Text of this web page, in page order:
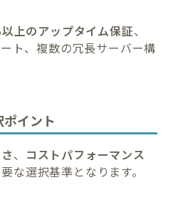
上のアップタイム保証、
ト、複数の冗長サーバー構
イント
、 コストパフォーマンス
な選択基準となります。